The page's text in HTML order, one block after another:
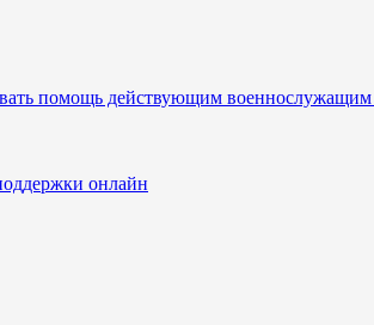
помощь действующим
онлайн